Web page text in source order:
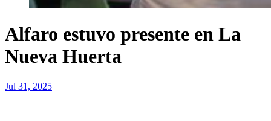
Alfaro estuvo presente en La
Nueva Huerta
Jul 31, 2025
—